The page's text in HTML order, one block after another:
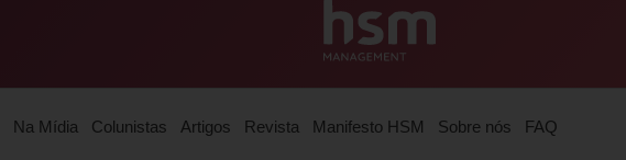
Na Mídia Colunistas Artigos Revista Manifesto HSM Sobre nós FAQ